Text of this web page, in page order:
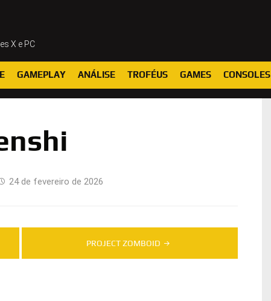
X e PC
GAMEPLAY ANÁLISE TROFÉUS GAMES CONSOLES
24 de fevereiro de 2026
PROJECT ZOMBOID